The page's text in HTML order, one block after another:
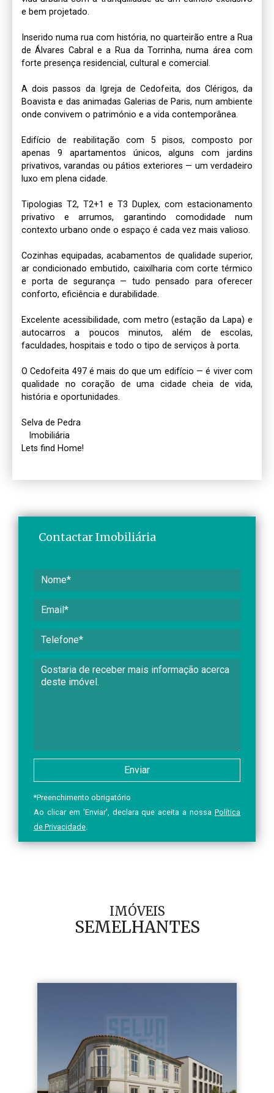
e bem projetado.
Inserido numa rua com história, no quarteirão entre a Rua
de Álvares Cabral e a Rua da Torrinha, numa área com
forte presença residencial, cultural e comercial.
A dois passos da Igreja de Cedofeita, dos Clérigos, da
Boavista e das animadas Galerias de Paris, num ambiente
onde convivem o património e a vida contemporânea.
Edifício de reabilitação com 5 pisos, composto por
apenas 9 apartamentos únicos, alguns com jardins
privativos, varandas ou pátios exteriores — um verdadeiro
luxo em plena cidade.
Tipologias T2, T2+1 e T3 Duplex, com estacionamento
privativo e arrumos, garantindo comodidade num
contexto urbano onde o espaço é cada vez mais valioso.
Cozinhas equipadas, acabamentos de qualidade superior,
ar condicionado embutido, caixilharia com corte térmico
e porta de segurança — tudo pensado para oferecer
conforto, eficiência e durabilidade.
Excelente acessibilidade, com metro (estação da Lapa) e
autocarros a poucos minutos, além de escolas,
faculdades, hospitais e todo o tipo de serviços à porta.
O Cedofeita 497 é mais do que um edifício — é viver com
qualidade no coração de uma cidade cheia de vida,
história e oportunidades.
Selva de Pedra
Lets find Home!
Contactar Imobiliária
*Preenchimento obrigatório
Ao clicar em 'Enviar', declara que aceita a nossa Política
de Privacidade
IMÓVEIS
SEMELHANTES